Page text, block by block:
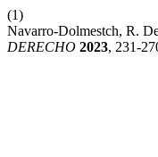
(1)
Navarro-Dolmestch, R.
DERECHO 2023, 231-